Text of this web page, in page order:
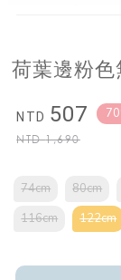
荷葉邊粉色
NTD 507
NTD1,690
74cm 80cm
116cm
122cm